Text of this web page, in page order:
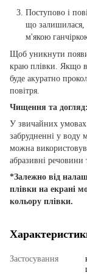
Поступово і
що залишилася,
м'якою
Щоб уникнути появи
краю плівки. Якщо
буде акуратно
повітря.
Чищення та догляд:
У звичайних
забрудненні у
можна
абразивні речовини
*Залежно від
плівки на екрані
кольору плівки.
Застосування